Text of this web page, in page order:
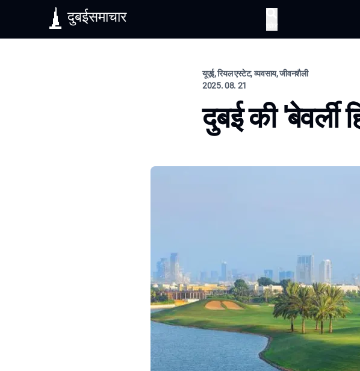
दुबईसमाचार
यूएई, रियल एस्टेट, व्यवसाय, जीवनशैली
2025. 08. 21
दुबई की 'बेवर्ली